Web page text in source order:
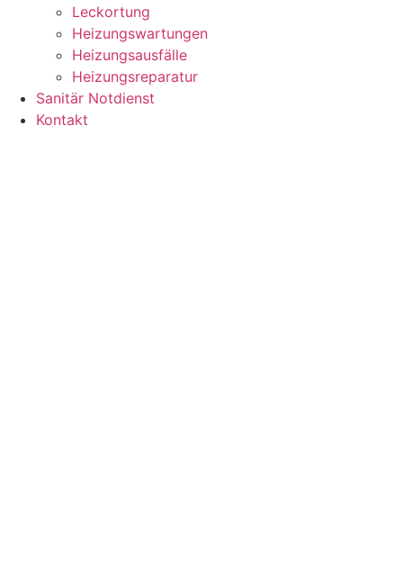
Leckortung
Heizungswartungen
Heizungsausfälle
Heizungsreparatur
Sanitär Notdienst
Kontakt